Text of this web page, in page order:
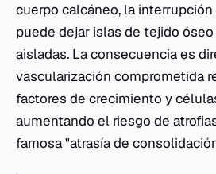
cuerpo calcáneo, la
puede dejar islas de tejido
aisladas. La consecuencia es
vascularización comprometida
factores de crecimiento y
aumentando el riesgo de
famosa "atrasía de